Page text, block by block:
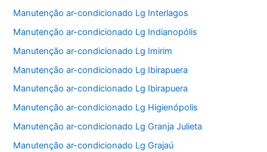
Manutenção ar-condicionado Lg Interlagos
Manutenção ar-condicionado Lg Indianopólis
Manutenção ar-condicionado Lg Imirim
Manutenção ar-condicionado Lg Ibirapuera
Manutenção ar-condicionado Lg Ibirapuera
Manutenção ar-condicionado Lg Higienópolis
Manutenção ar-condicionado Lg Granja Julieta
Manutenção ar-condicionado Lg Grajaú